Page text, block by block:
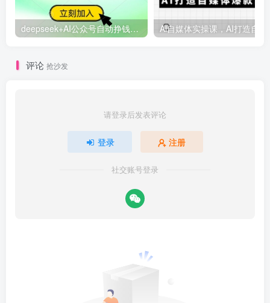
deepseek+AI公众号自动挣钱，轻松月入过W，手机电脑都可做
评论 抢沙发
请登录后发表评论
登录 注册
社交账号登录